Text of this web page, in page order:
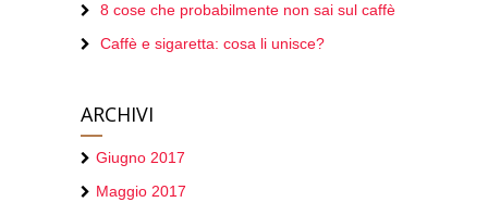
8 cose che probabilmente non sai sul caffè
Caffè e sigaretta: cosa li unisce?
ARCHIVI
Giugno 2017
Maggio 2017